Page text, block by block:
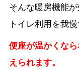
そんな暖房機能
トイレ利用を我
便座が温かくな
えられます。